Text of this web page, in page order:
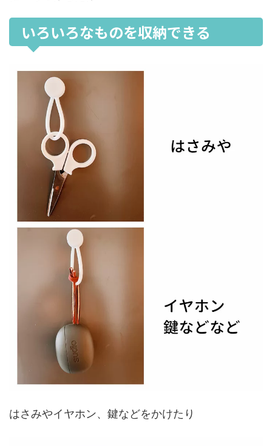
いろいろなものを収納できる
はさみやイヤホン、鍵などをかけたり